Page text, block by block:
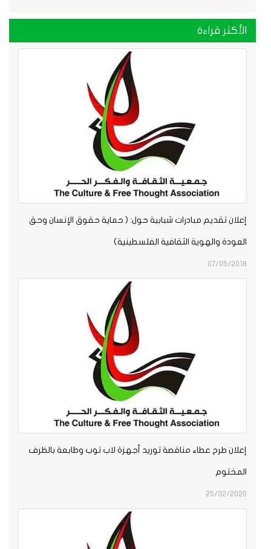
الأكثر قراءة
إعلان تقديم مبادرات شبابية حول: ( حماية حقوق الإنسان وحق
العودة والهوية الثقافية الفلسطينية)
07/05/2018
إعلان طرح عطاء مناقصة توريد أجهزة لاب توب وطابعة بالظرف
المختوم
25/02/2020